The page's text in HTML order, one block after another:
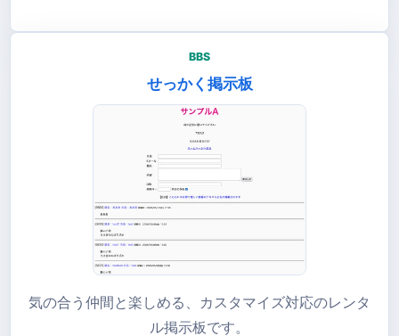
BBS
せっかく掲示板
気の合う仲間と楽しめる、カスタマイズ対応のレンタ
ル掲示板です。